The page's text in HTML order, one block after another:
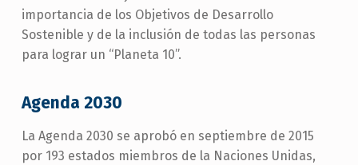
importancia de los Objetivos de Desarrollo
Sostenible y de la inclusión de todas las personas
para lograr un “Planeta 10”.
Agenda 2030
La Agenda 2030 se aprobó en septiembre de 2015
por 193 estados miembros de la Naciones Unidas,